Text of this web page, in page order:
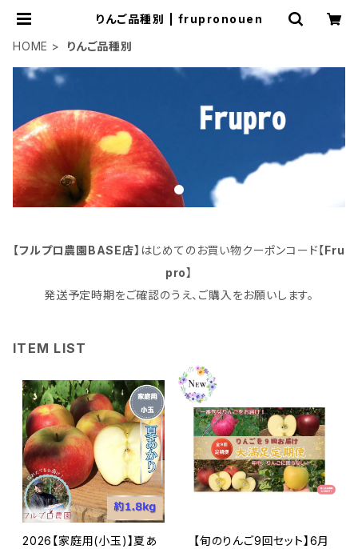
りんご品種別 | frupronouen
HOME
りんご品種別
【フルプロ農園BASE店】 はじめてのお買い物クーポンコード【Fru
pro】
発送予定時期をご確認のうえ、ご購入をお願いします。
ITEM LIST
2026【家庭用(小玉)】夏あ
【旬のりんご9回セット】6月